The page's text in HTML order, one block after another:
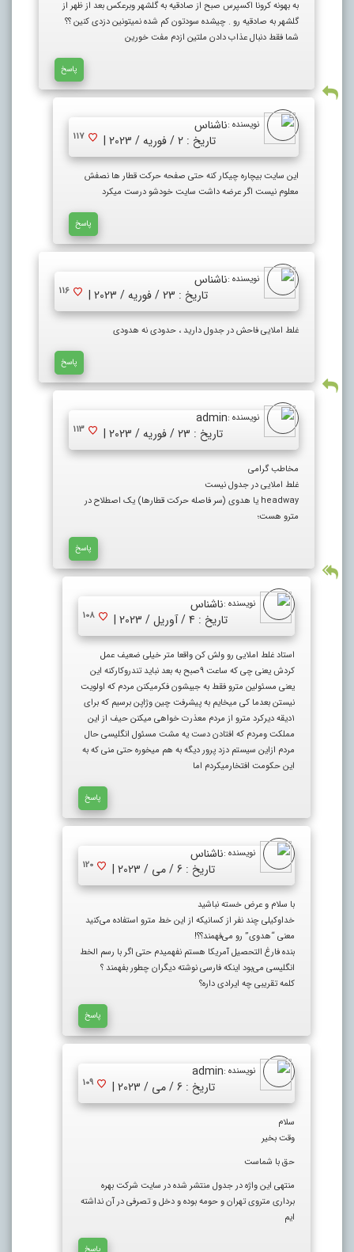
به بهونه کرونا اکسپرس صبح از صادقیه به گلشهر وبرعکس بعد از ظهر از
گلشهر به صادقیه رو . چیشده سودتون کم شده نمیتونین دزدی کنین ؟؟
شما فقط دنبال عذاب دادن ملتین ازدم مفت خورین
پاسخ
نویسنده :ناشناس
تاریخ : 2 / فوریه / 2023 |
117
این سایت بیچاره چیکار کنه حتی صفحه حرکت قطار ها نصفش
معلوم نیست اگر عرضه داشت سایت خودشو درست میکرد
پاسخ
نویسنده :ناشناس
تاریخ : 23 / فوریه / 2023 |
116
غلط املایی فاحش در جدول دارید ، حدودی نه هدودی
پاسخ
نویسنده :admin
تاریخ : 23 / فوریه / 2023 |
113
مخاطب گرامی
غلط املایی در جدول نیست
headway یا هدوی (سر فاصله حرکت قطارها) یک اصطلاح در
مترو هست؛
پاسخ
نویسنده :ناشناس
تاریخ : 4 / آوریل / 2023 |
108
استاد غلط املایی رو ولش کن واقعا متر خیلی ضعیف عمل
کردش یعنی چی که ساعت ۹صبح به بعد نباید تندروکارکنه این
یعنی مسئولین مترو فقط به جیبشون فکرمیکنن مردم که اولویت
نیستن بعدما کی میخایم به پیشرفت چین وژاپن برسیم که برای
۱دیقه دیرکرد مترو از مردم معذرت خواهی میکنن حیف از این
مملکت ومردم که افتادن دست یه مشت مسئول انگلیسی حال
مردم ازاین سیستم دزد پرور دیگه به هم میخوره حتی منی که به
این حکومت افتخارمیکردم اما
پاسخ
نویسنده :ناشناس
تاریخ : 6 / می / 2023 |
120
با سلام و عرض خسته نباشید
خداوکیلی چند نفر از کسانیکه از این خط مترو استفاده می‌کنید
معنی “هدوی” رو می‌فهمند؟؟!
بنده فارغ التحصیل آمریکا هستم نفهمیدم حتی اگر با رسم الخط
انگلیسی می‌بود اینکه فارسی نوشته دیگران چطور بفهمند ؟
کلمه تقریبی چه ایرادی داره؟
پاسخ
نویسنده :admin
تاریخ : 6 / می / 2023 |
109
سلام
وقت بخیر
حق با شماست
منتهی این واژه در جدول منتشر شده در سایت شرکت بهره
برداری متروی تهران و حومه بوده و دخل و تصرفی در آن نداشته
ایم
پاسخ